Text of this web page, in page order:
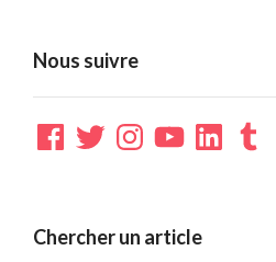
Nous suivre
Facebook
TwitterInstagramYouTubeLinkedInTumblr
Chercher un article